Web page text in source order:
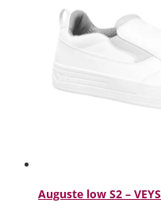
Auguste low S2 –